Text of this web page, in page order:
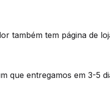
também tem página de
que entregamos em 3-5